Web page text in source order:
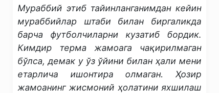
Мураббий этиб тайинланганимдан кейин
мураббийлар штаби билан биргаликда
барча футболчиларни кузатиб бордик.
Кимдир терма жамоага чақирилмаган
бўлса, демак у ўз ўйини билан ҳали мени
етарлича ишонтира олмаган. Ҳозир
жамоанинг жисмоний ҳолатини яхшилаш